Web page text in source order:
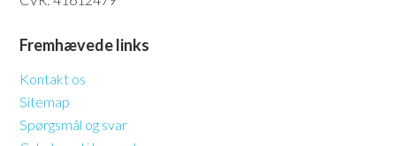
Fremhævede links
Kontakt os
Sitemap
Spørgsmål og svar